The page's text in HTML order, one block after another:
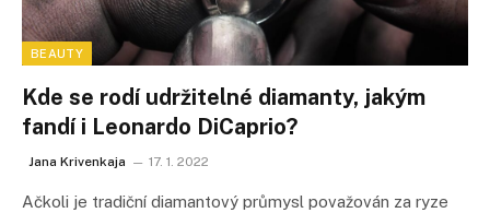
BEAUTY
Kde se rodí udržitelné diamanty, jakým
fandí i Leonardo DiCaprio?
Jana Krivenkaja 17. 1. 2022
Ačkoli je tradiční diamantový průmysl považován za ryze